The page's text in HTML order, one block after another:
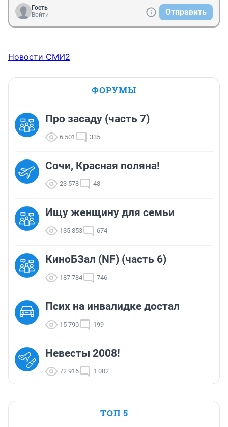
Гость
Войти
Отправить
Новости СМИ2
ФОРУМЫ
Про засаду (часть 7)
6 501 335
Сочи, Красная поляна!
23 578 48
Ищу женщину для семьи
135 853 674
КиноБЗал (NF) (часть 6)
187 784 746
Псих на инвалидке достал
15 790 199
Невесты 2008!
72 916 1 002
ТОП 5